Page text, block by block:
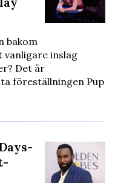
bakom
vanligare inslag
Det är
föreställningen Pup